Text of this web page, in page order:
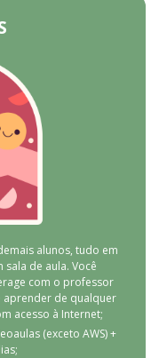
alunos, tudo em
de aula. Você
com o professor
aprender de qualquer
acesso à Internet;
(exceto AWS) +